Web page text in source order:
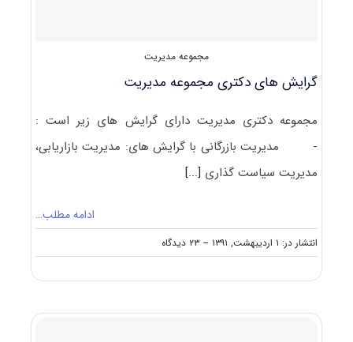
مجموعه مدیریت
گرایش های دکتری مجموعه مدیریت
مجموعه دکتری مدیریت دارای گرایش های زیر است :
- مدیریت بازرگانی با گرایش های: مدیریت بازاریابی،
مدیریت سیاست گذاری [...]
ادامه مطلب…
انتشار در: ۱ اردیبهشت, ۱۳۹۱ -- ۲۳ دیدگاه
on
گرایش
مدیریت